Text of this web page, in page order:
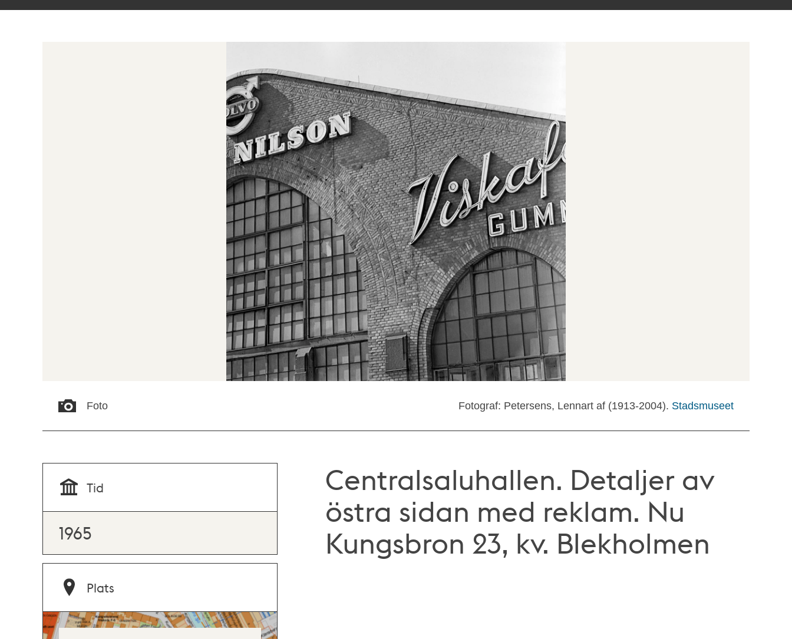
Foto Fotograf: Petersens, Lennart af (1913-2004). Stadsmuseet
Centralsaluhallen. Detaljer av
östra sidan med reklam. Nu
Kungsbron 23, kv. Blekholmen
Tid
1965
Plats